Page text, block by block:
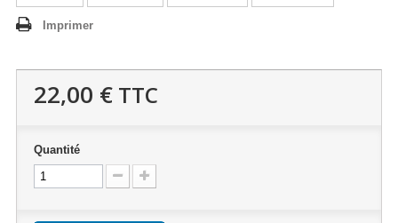
Imprimer
22,00 € TTC
Quantité